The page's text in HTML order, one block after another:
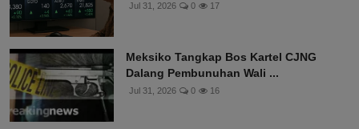
Jul 31, 2026 0 17
Meksiko Tangkap Bos Kartel CJNG
Dalang Pembunuhan Wali ...
Jul 31, 2026 0 16